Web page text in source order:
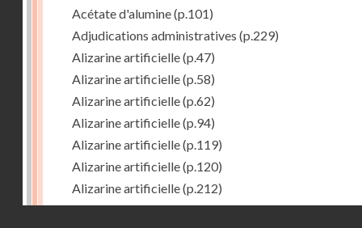
Acétate d'alumine(p.101)
Adjudications administratives (p.229)
Alizarine artificielle(p.47)
Alizarine artificielle(p.58)
Alizarine artificielle(p.62)
Alizarine artificielle(p.94)
Alizarine artificielle(p.119)
Alizarine artificielle(p.120)
Alizarine artificielle(p.212)
Alizarine artificielle(p.256)